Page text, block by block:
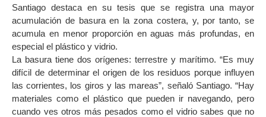
Santiago destaca en su tesis que se registra una mayor
acumulación de basura en la zona costera, y, por tanto, se
acumula en menor proporción en aguas más profundas, en
especial el plástico y vidrio.
La basura tiene dos orígenes: terrestre y marítimo. “Es muy
difícil de determinar el origen de los residuos porque influyen
las corrientes, los giros y las mareas”, señaló Santiago. “Hay
materiales como el plástico que pueden ir navegando, pero
cuando ves otros más pesados como el vidrio sabes que no